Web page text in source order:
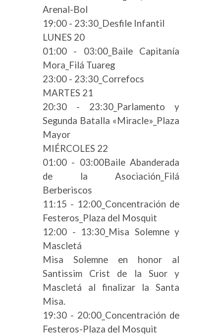
Arenal-Bol
19:00 - 23:30_Desfile Infantil
LUNES 20
01:00 - 03:00_Baile Capitanía
Mora_Filá Tuareg
23:00 - 23:30_Correfocs
MARTES 21
20:30 - 23:30_Parlamento y
Segunda Batalla «Miracle»_Plaza
Mayor
MIÉRCOLES 22
01:00 - 03:00Baile Abanderada
de la Asociación_Filá
Berberiscos
11:15 - 12:00_Concentración de
Festeros_Plaza del Mosquit
12:00 - 13:30_Misa Solemne y
Mascletá
Misa Solemne en honor al
Santissim Crist de la Suor y
Mascletá al finalizar la Santa
Misa.
19:30 - 20:00_Concentración de
Festeros-Plaza del Mosquit